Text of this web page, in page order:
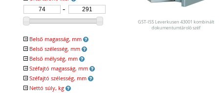
Kiegészítők széfhez
Széfzárak
+ Belső magasság, mm
+ Belső szélesség, mm
+ Belső mélység, mm
+ Széfajtó magasság, mm
+ Széfajtó szélesség, mm
+ Nettó súly, kg
GST-ISS Leverkusen 43001 kombinált
dokumentumtároló széf